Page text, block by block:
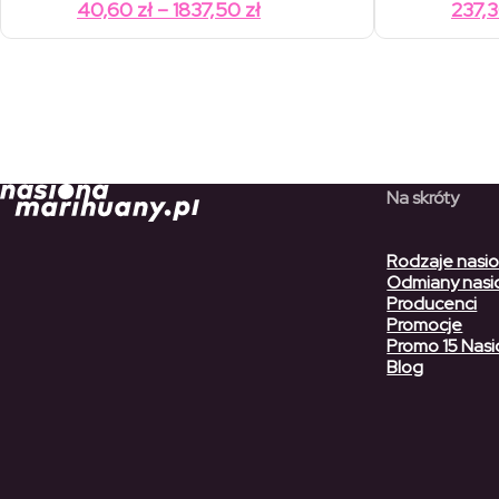
od
58,00 zł
40,60 zł –1837,50 złZakres
cen:
Na skróty
Rodzaje
Odmiany
Producenci
Promocje
Promo 15
Blog